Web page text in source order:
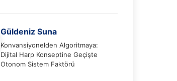
Güldeniz Suna
Konvansiyonelden Algoritmaya:
Dijital Harp Konseptine Geçişte
Otonom Sistem Faktörü